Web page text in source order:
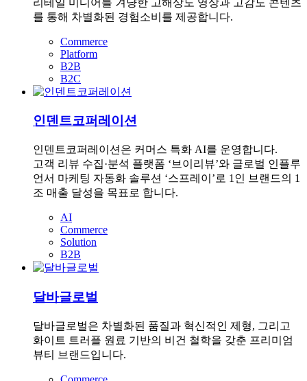
를 통해 차별화된 경험소비를 제공합니다.
Commerce
Platform
B2B
B2C
인덴트코퍼레이션
인덴트코퍼레이션은 커머스 특화 AI를 운영합니다.
고객 리뷰 수집·분석 플랫폼 ‘브이리뷰’와 글로벌 인플루
언서 마케팅 자동화 솔루션 ‘스프레이’로 1인 브랜드의 1
조 매출 달성을 목표로 합니다.
AI
Commerce
Solution
B2B
달바글로벌
달바글로벌은 차별화된 품질과 혁신적인 제형, 그리고
화이트 트러플 원료 기반의 비건 철학을 갖춘 프리미엄
뷰티 브랜드입니다.